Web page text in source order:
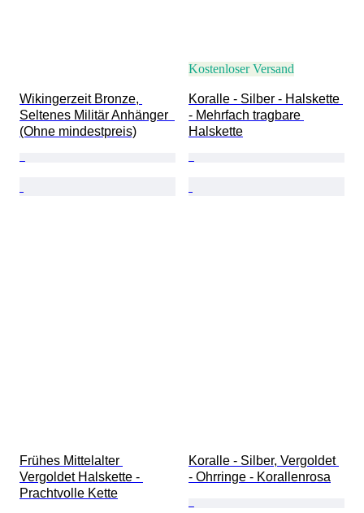
Wikingerzeit Bronze,
Seltenes Militär Anhänger
(Ohne mindestpreis)
Kostenloser Versand
Koralle - Silber - Halskette
- Mehrfach tragbare
Halskette
Frühes Mittelalter
Vergoldet Halskette -
Prachtvolle Kette
Koralle - Silber, Vergoldet
- Ohrringe - Korallenrosa